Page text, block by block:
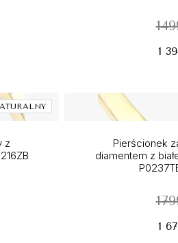
1
z
Pierścionek
diamentem z
1